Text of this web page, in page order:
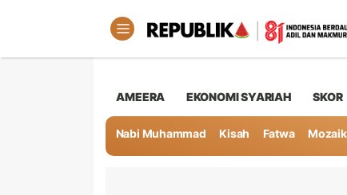
AMEERA EKONOMI SYARIAH SKOR
Nabi Muhammad Kisah Fatwa Mozaik